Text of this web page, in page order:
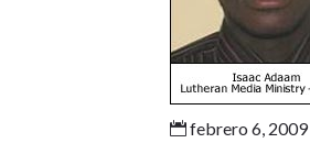
 febrero 6, 2009